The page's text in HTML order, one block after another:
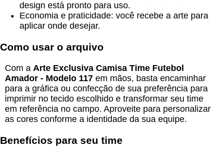
design está pronto para uso.
Economia e praticidade: você recebe a arte para
aplicar onde desejar.
Como usar o arquivo
Com a Arte Exclusiva Camisa Time Futebol
Amador - Modelo 117 em mãos, basta encaminhar
para a gráfica ou confecção de sua preferência para
imprimir no tecido escolhido e transformar seu time
em referência no campo. Aproveite para personalizar
as cores conforme a identidade da sua equipe.
Benefícios para seu time